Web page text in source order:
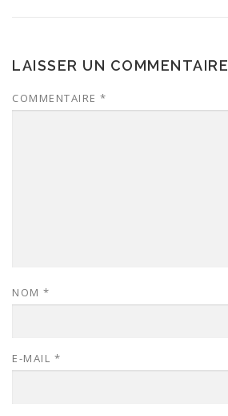
LAISSER UN COMMENTAIRE
COMMENTAIRE *
NOM *
E-MAIL *